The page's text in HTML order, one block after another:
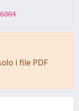
i file PDF